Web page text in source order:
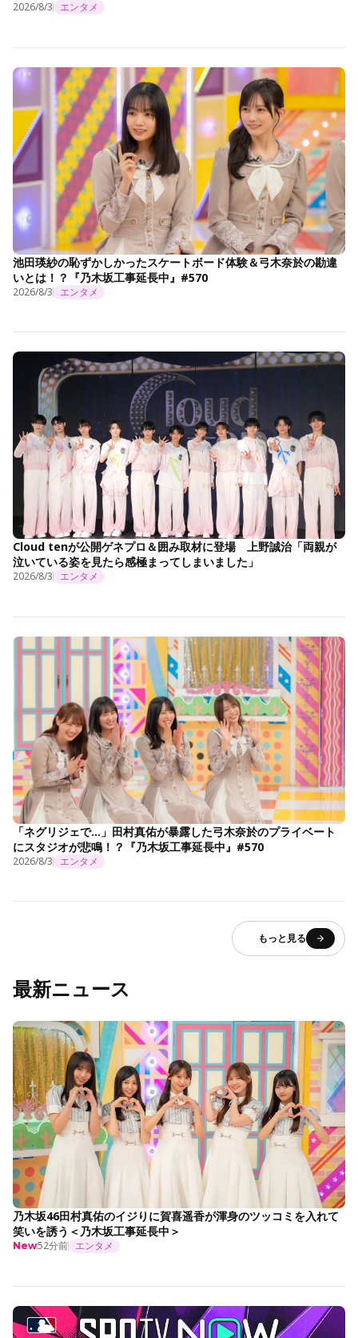
2026/8/3 エンタメ
池田瑛紗の恥ずかしかったスケートボード体験＆弓木奈於の勘違
いとは！？『乃木坂工事延長中』#570
2026/8/3 エンタメ
Cloud tenが公開ゲネプロ＆囲み取材に登場 上野誠治「両親が
泣いている姿を見たら感極まってしまいました」
2026/8/3 エンタメ
「ネグリジェで…」田村真佑が暴露した弓木奈於のプライベート
にスタジオが悲鳴！？『乃木坂工事延長中』#570
2026/8/3 エンタメ
もっと見る
最新ニュース
乃木坂46田村真佑のイジりに賀喜遥香が渾身のツッコミを入れて
笑いを誘う＜乃木坂工事延長中＞
New52分前 エンタメ